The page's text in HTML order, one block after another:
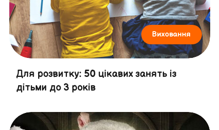
Виховання
Для розвитку: 50 цікавих занять із
дітьми до 3 років